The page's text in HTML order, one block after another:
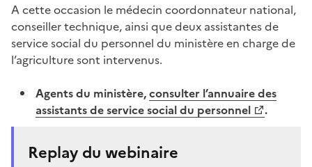
A cette occasion le médecin coordonnateur national,
conseiller technique, ainsi que deux assistantes de
service social du personnel du ministère en charge de
l’agriculture sont intervenus.
Agents du ministère,consulter l’annuaire des
assistants de service social du personnel
.
Replay du webinaire